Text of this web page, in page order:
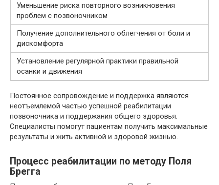
Уменьшение риска повторного возникновения
проблем с позвоночником
Получение дополнительного облегчения от боли и
дискомфорта
Установление регулярной практики правильной
осанки и движения
Постоянное сопровождение и поддержка являются
неотъемлемой частью успешной реабилитации
позвоночника и поддержания общего здоровья.
Специалисты помогут пациентам получить максимальные
результаты и жить активной и здоровой жизнью.
Процесс реабилитации по методу Поля
Брегга